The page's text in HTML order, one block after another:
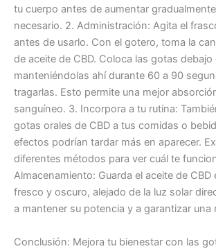
tu cuerpo antes de aumentar
necesario. 2. Administración: Agita el
antes de usarlo. Con el gotero, toma la
de aceite de CBD. Coloca las gotas debajo
manteniéndolas ahí durante 60 a 90
tragarlas. Esto permite una mejor
sanguíneo. 3. Incorpora a tu rutina:
gotas orales de CBD a tus comidas o
efectos podrían tardar más en aparecer.
diferentes métodos para ver cuál te
Almacenamiento: Guarda el aceite de CBD
fresco y oscuro, alejado de la luz solar
a mantener su potencia y a garantizar una
Conclusión: Mejora tu bienestar con las